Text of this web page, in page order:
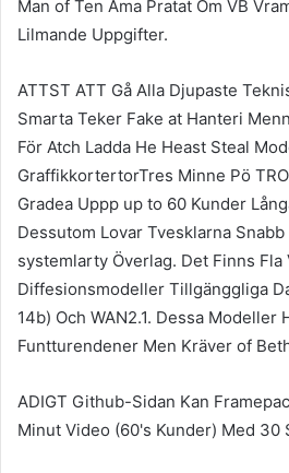
Man of Ten Ama Pratat Om VB
Lilmande Uppgifter.
ATTST ATT Gå Alla Djupaste
Smarta Teker Fake at Hanteri
För Atch Ladda He Heast Steal
GraffikkortertorTres Minne Pö
Gradea Uppp up to 60 Kunder
Dessutom Lovar Tvesklarna
systemlarty Överlag. Det Finns Fla
Diffesionsmodeller Tillgänggliga
14b) Och WAN2.1. Dessa Modeller
Funtturendener Men Kräver of
ADIGT Github-Sidan Kan
Minut Video (60's Kunder) Med 30